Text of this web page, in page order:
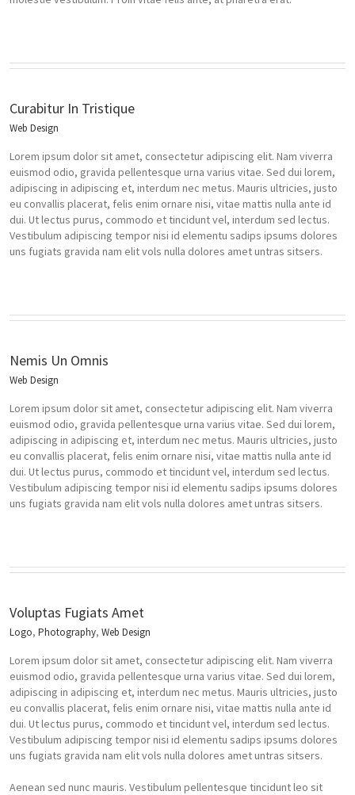
Curabitur In Tristique
Web Design
Lorem ipsum dolor sit amet, consectetur adipiscing elit. Nam viverra
euismod odio, gravida pellentesque urna varius vitae. Sed dui lorem,
adipiscing in adipiscing et, interdum nec metus. Mauris ultricies, justo
eu convallis placerat, felis enim ornare nisi, vitae mattis nulla ante id
dui. Ut lectus purus, commodo et tincidunt vel, interdum sed lectus.
Vestibulum adipiscing tempor nisi id elementu sadips ipsums dolores
uns fugiats gravida nam elit vols nulla dolores amet untras sitsers.
Nemis Un Omnis
Web Design
Lorem ipsum dolor sit amet, consectetur adipiscing elit. Nam viverra
euismod odio, gravida pellentesque urna varius vitae. Sed dui lorem,
adipiscing in adipiscing et, interdum nec metus. Mauris ultricies, justo
eu convallis placerat, felis enim ornare nisi, vitae mattis nulla ante id
dui. Ut lectus purus, commodo et tincidunt vel, interdum sed lectus.
Vestibulum adipiscing tempor nisi id elementu sadips ipsums dolores
uns fugiats gravida nam elit vols nulla dolores amet untras sitsers.
Voluptas Fugiats Amet
Logo, Photography, Web Design
Lorem ipsum dolor sit amet, consectetur adipiscing elit. Nam viverra
euismod odio, gravida pellentesque urna varius vitae. Sed dui lorem,
adipiscing in adipiscing et, interdum nec metus. Mauris ultricies, justo
eu convallis placerat, felis enim ornare nisi, vitae mattis nulla ante id
dui. Ut lectus purus, commodo et tincidunt vel, interdum sed lectus.
Vestibulum adipiscing tempor nisi id elementu sadips ipsums dolores
uns fugiats gravida nam elit vols nulla dolores amet untras sitsers.
Aenean sed nunc mauris. Vestibulum pellentesque tincidunt leo sit